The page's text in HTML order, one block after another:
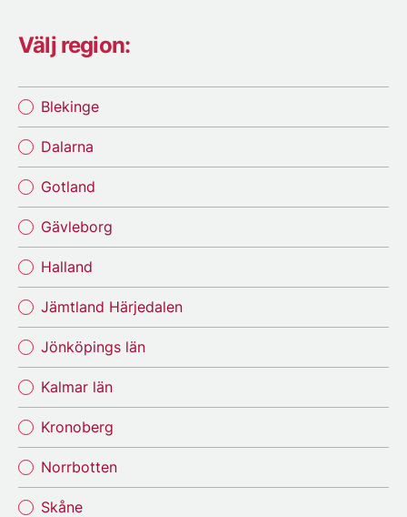
Välj region:
Blekinge
Dalarna
Gotland
Gävleborg
Halland
Jämtland Härjedalen
Jönköpings län
Kalmar län
Kronoberg
Norrbotten
Skåne